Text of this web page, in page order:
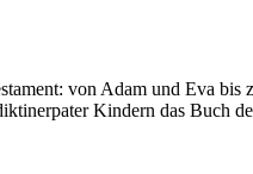
von Adam und Eva bis
Kindern das Buch